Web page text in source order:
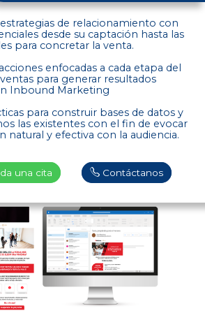
de relacionamiento con
desde su captación hasta las
para concretar la venta.
enfocadas a cada etapa del
para generar resultados
Inbound Marketing
para construir bases de datos y
las existentes con el fin de evocar
natural y efectiva con la audiencia.
una cita Contáctanos